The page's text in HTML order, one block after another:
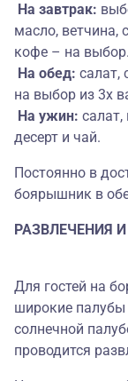
На завтрак:
масло, ветчина,
кофе – на выбор.
На обед: салат,
на выбор из 3х
На ужин: салат,
десерт и чай.
Постоянно в
боярышник в
РАЗВЛЕЧЕНИЯ
Для гостей на
широкие палубы
солнечной
проводится